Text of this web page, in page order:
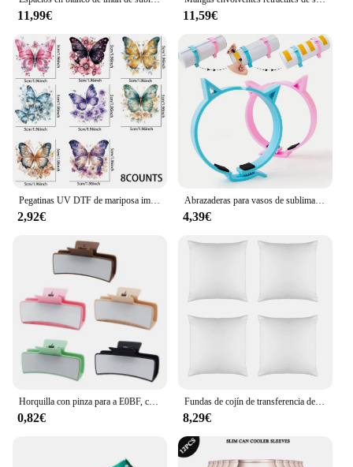
11,99€ 11,59€
Pegatinas UV DTF de mariposa imprimible por sublimación, paquete de pegatinas impermeables para decorar tazas, suministros de arte DIY, decoración del hogar
2,92€
Abrazaderas para vasos de sublimación, herramientas de agarre esenciales para vasos rectos y delgados de 20 Oz para espacios en blanco de sublimación y papel, 2 uds.
4,39€
Horquilla con pinza para a E0BF, con placa aluminio sublimada, sombreros para mujer
0,82€
Fundas de cojín de transferencia de calor con cremalleras invisibles, 4 piezas, sublimación, en blanco, para decoración de sofá y entrenador
8,29€